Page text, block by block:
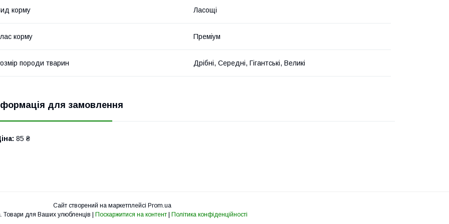
корму Ласощі
корму Преміум
породи тварин Дрібні, Середні, Гігантські, Великі
для замовлення
85 ₴
Сайт створений на маркетплейсі Prom.ua
Друзяка. Товари для Ваших улюбленців | Поскаржитися на контент | Політика конфіденційності